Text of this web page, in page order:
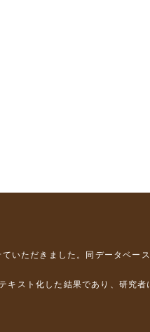
いただきました。同データベー
スト化した結果であり、研究